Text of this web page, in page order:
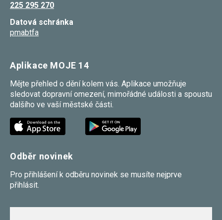
225 295 270
Datová schránka
pmabtfa
Aplikace MOJE 14
Mějte přehled o dění kolem vás. Aplikace umožňuje
sledovat dopravní omezení, mimořádné události a spoustu
dalšího ve vaší městské části.
Odběr novinek
Pro přihlášení k odběru novinek se musíte nejprve
přihlásit.